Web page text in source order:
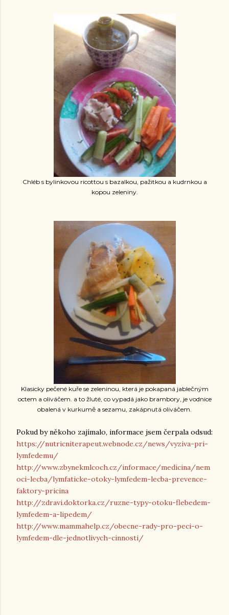
Chléb s bylinkovou ricottou s bazalkou, pažitkou a kudrnkou a
kopou zeleniny.
Klasicky pečené kuře se zeleninou, která je pokapaná jablečným
octem a oliváčem. a to žluté, co vypadá jako brambory, je vodnice
obalená v kurkumě a sezamu, zakápnutá oliváčem.
Pokud by někoho zajímalo, informace jsem čerpala odsud:
https://nutricniterapeut.webnode.cz/news/vyziva-pri-
lymfedemu/
http://www.zbynekmlcoch.cz/informace/medicina/nem
oci-lecba/lymfaticke-otoky-lymfedem-lecba-prevence-
faktory-pricina
http://zdravi.doktorka.cz/ruzne-typy-otoku-flebedem-
lymfedem-a-lipedem/
http://www.mammahelp.cz/obecne-rady-pro-peci-o-
lymfedem-dle-jednotlivych-cinnosti/